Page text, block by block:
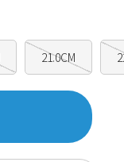
21.0CM